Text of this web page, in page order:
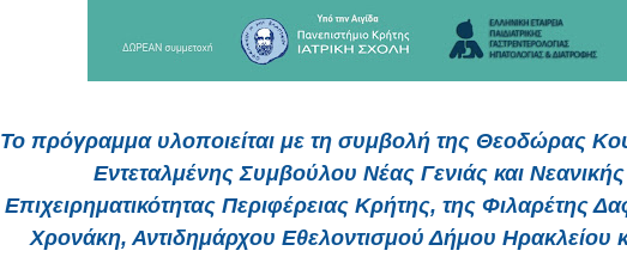
Το πρόγραμμα υλοποιείται με τη συμβολή της Θεοδώρας
Εντεταλμένης Συμβούλου Νέας Γενιάς και Νεανικής
Επιχειρηματικότητας Περιφέρειας Κρήτης, της Φιλαρέτης
Χρονάκη, Αντιδημάρχου Εθελοντισμού Δήμου Ηρακλείου